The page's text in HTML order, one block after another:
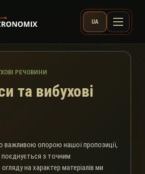
UA
РЕЧОВИНИ
та вибухові
важливою опорою нашої пропозиції,
поєднується з точним
на характер матеріалів ми